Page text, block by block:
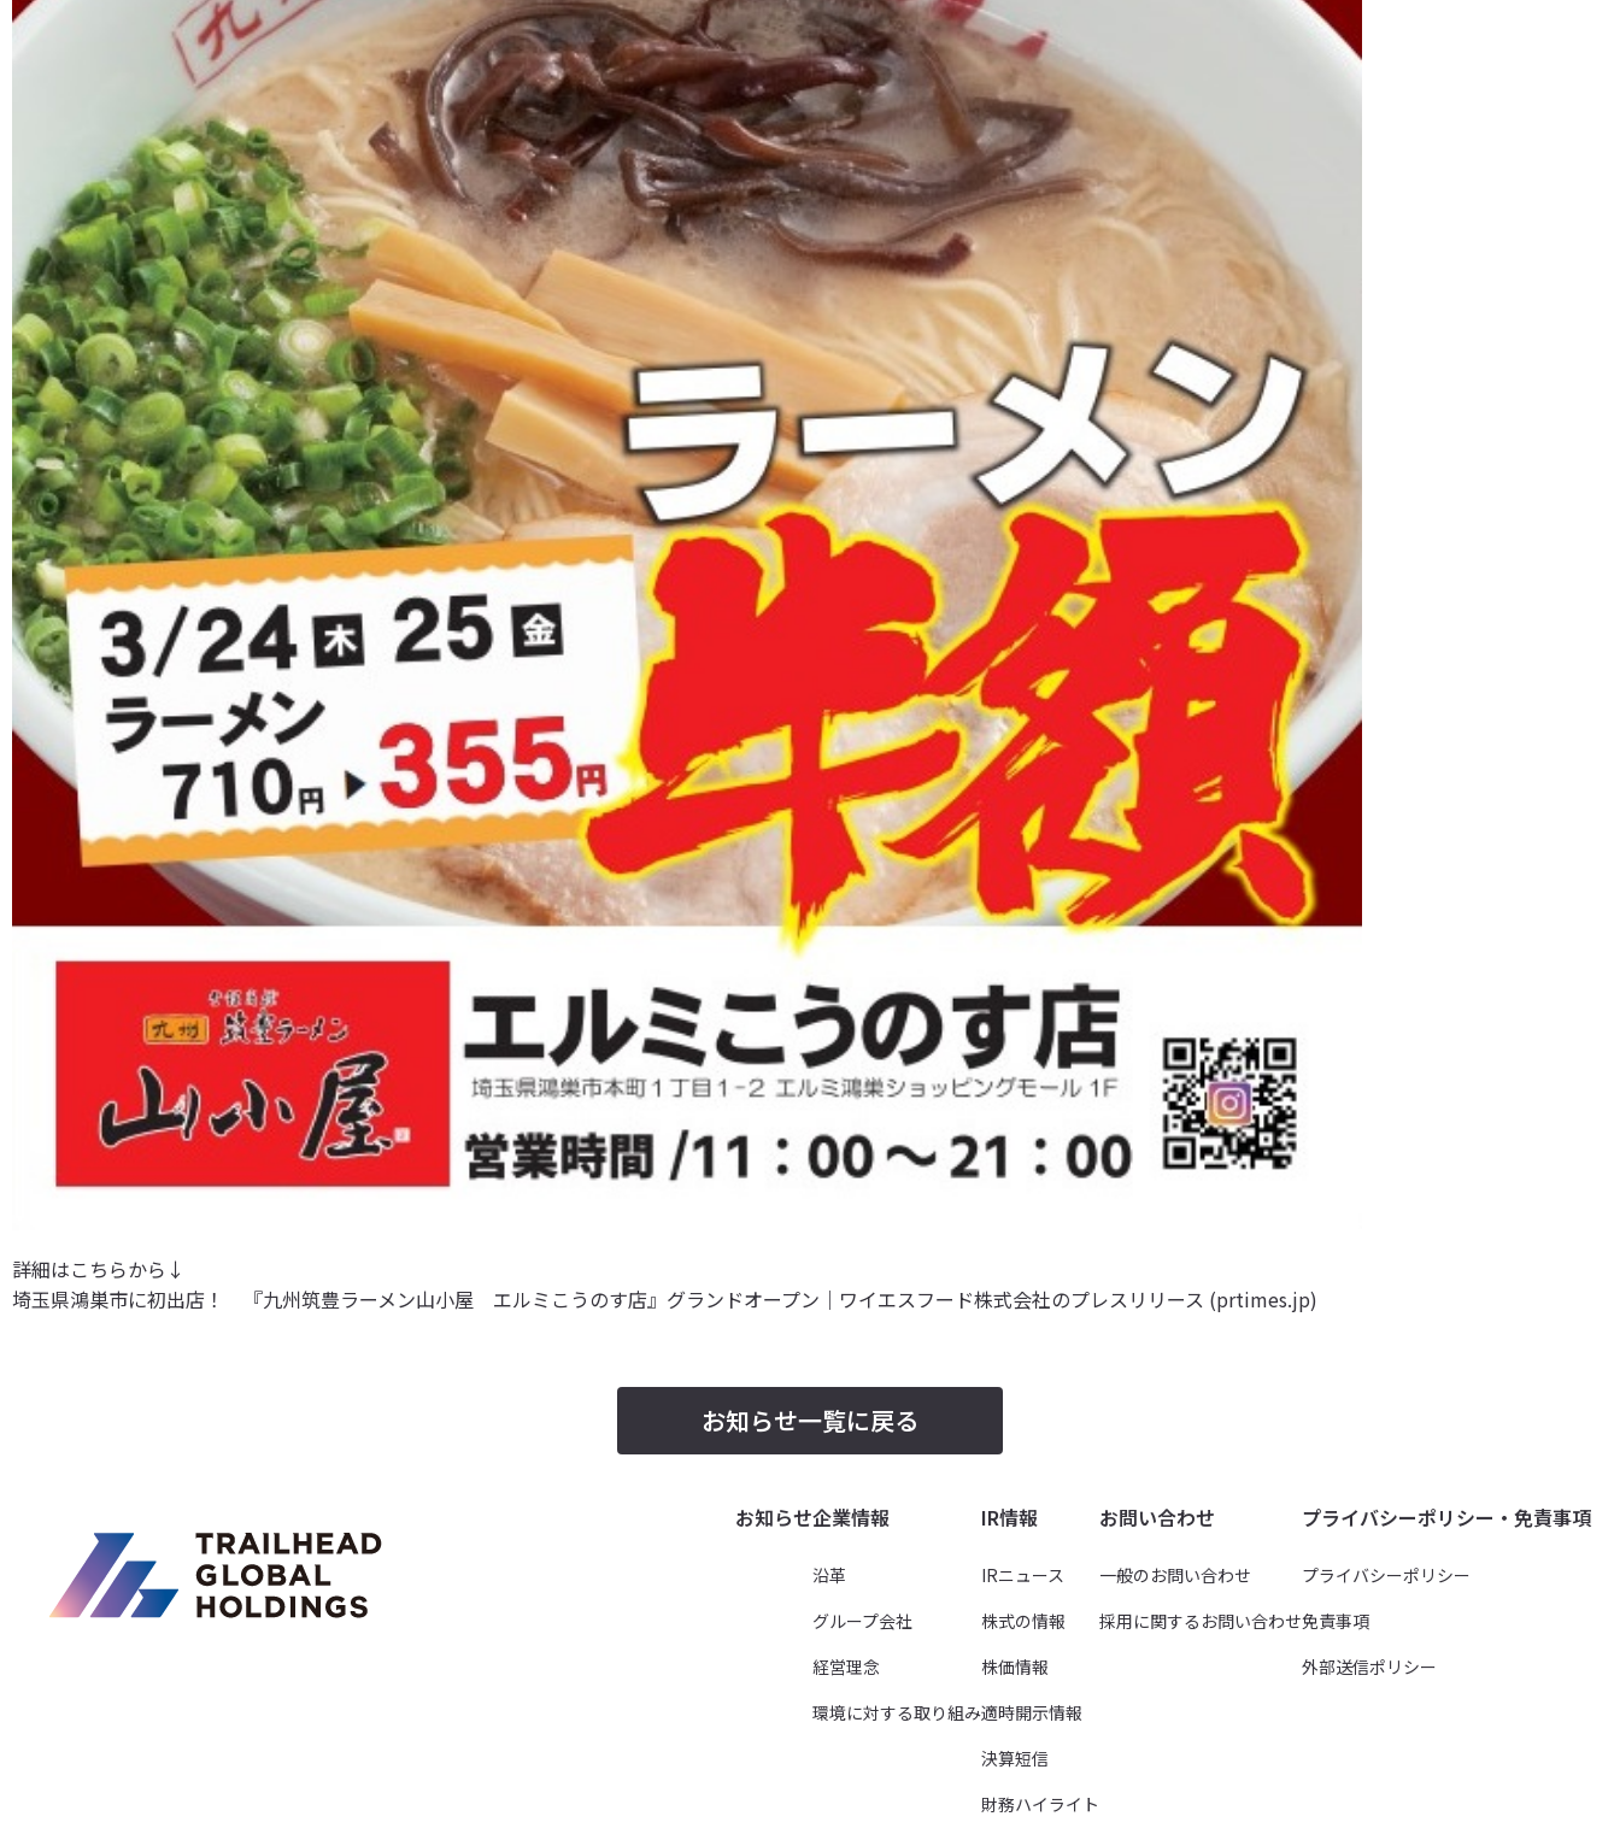
詳細はこちらから↓
埼玉県鴻巣市に初出店！ 『九州筑豊ラーメン山小屋 エルミこうのす店』グランドオープン｜ワイエスフード株式会社のプレスリリース (prtimes.jp)
お知らせ一覧に戻る
お知らせ企業情報
沿革
グループ会社
経営理念
環境に対する取り組み
IR情報
IRニュース
株式の情報
株価情報
適時開示情報
決算短信
財務ハイライト
お問い合わせ
一般のお問い合わせ
採用に関するお問い合わせ
プライバシーポリシー・免責事項
プライバシーポリシー
免責事項
外部送信ポリシー